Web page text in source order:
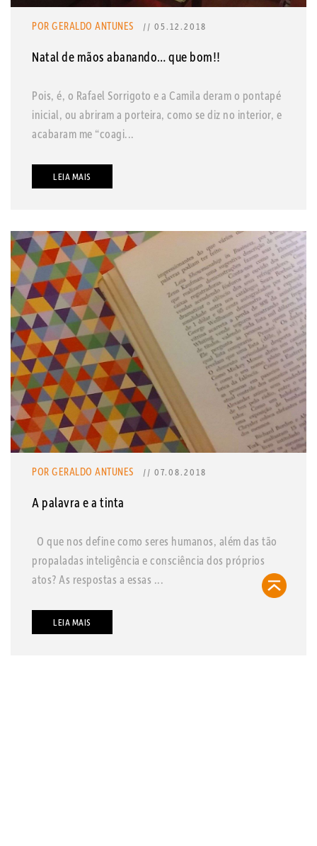
POR GERALDO ANTUNES // 05.12.2018
Natal de mãos abanando… que bom!!
Pois, é, o Rafael Sorrigoto e a Camila deram o pontapé
inicial, ou abriram a porteira, como se diz no interior, e
acabaram me “coagi...
LEIA MAIS
POR GERALDO ANTUNES // 07.08.2018
A palavra e a tinta
O que nos define como seres humanos, além das tão
propaladas inteligência e consciência dos próprios
atos? As respostas a essas ...
LEIA MAIS